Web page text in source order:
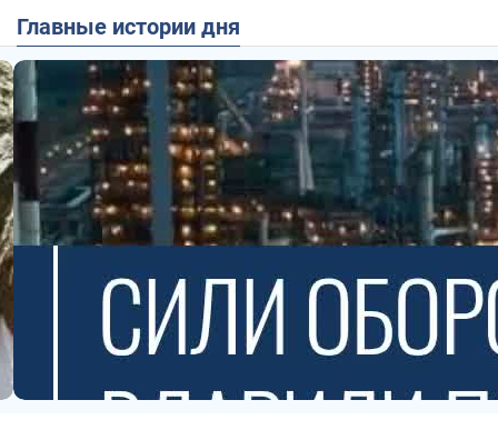
Главные истории дня